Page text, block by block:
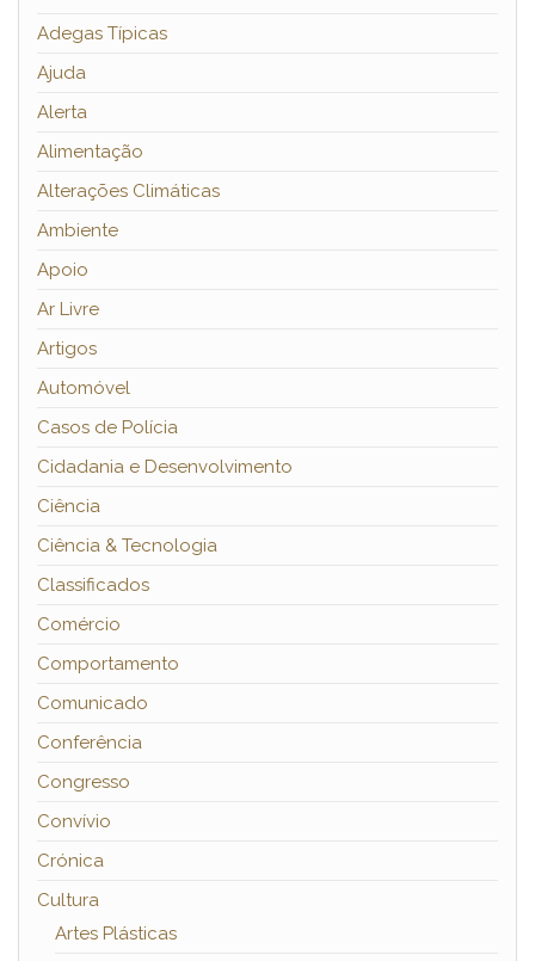
Adegas Típicas
Ajuda
Alerta
Alimentação
Alterações Climáticas
Ambiente
Apoio
Ar Livre
Artigos
Automóvel
Casos de Polícia
Cidadania e Desenvolvimento
Ciência
Ciência & Tecnologia
Classificados
Comércio
Comportamento
Comunicado
Conferência
Congresso
Convívio
Crónica
Cultura
Artes Plásticas